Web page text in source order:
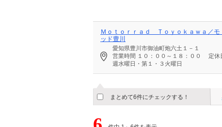
Ｍｏｔｏｒｒａｄ Ｔｏｙｏｋａｗａ／モ
ッド豊川
愛知県豊川市御油町炮六土１－１
営業時間 １０：００～１８：００ 定休
週水曜日・第１・３火曜日
まとめて6件にチェックする！